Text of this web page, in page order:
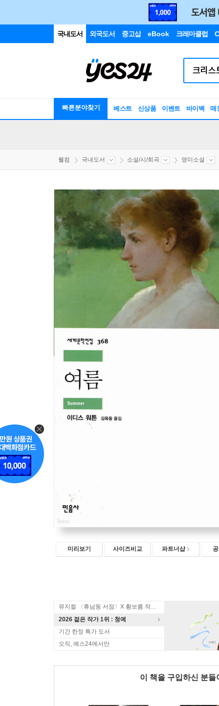
국내도서 외국도서 중고샵 eBook 크레마클럽
빠른분야찾기 베스트 신상품 이벤트 바이백 매
웰컴 국내도서 소설/시/희곡 영미소설
미리보기 사이즈비교 파트너샵
뮤지컬 〈휴남동 서점〉X 황보름 작가 북토크
2026 젊은 작가 1위 : 청예
기간 한정 특가 도서
오직, 예스24에서만
이 책을 구입하신 분